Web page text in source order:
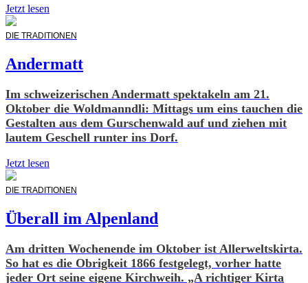
Jetzt lesen
DIE TRADITIONEN
Andermatt
Im schweizerischen Andermatt spektakeln am 21.
Oktober die Woldmanndli: Mittags um eins tauchen die
Gestalten aus dem Gurschenwald auf und ziehen mit
lautem Geschell runter ins Dorf.
Jetzt lesen
DIE TRADITIONEN
Überall im Alpenland
Am dritten Wochenende im Oktober ist Allerwelts­­kirta.
So hat es die Obrigkeit 1866 festgelegt, vorher hatte
jeder Ort seine eigene Kirchweih. „A richtiger Kirta